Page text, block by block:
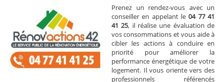
Prenez un rendez-vous avec un
conseiller en appelant le04 77 41
41 25, il réalise une évaluation de
vos consommations et vous aide à
cibler les actions à conduire en
priorité pour améliorer la
performance énergétique de votre
logement. Il vous oriente vers des
professionnels référencés